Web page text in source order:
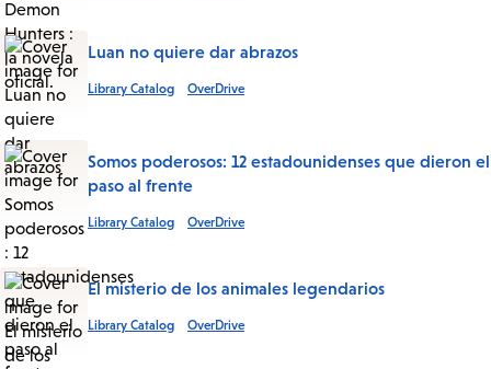
Luan no quiere dar abrazos
Library Catalog OverDrive
Somos poderosos: 12 estadounidenses que dieron el
paso al frente
Library Catalog OverDrive
El misterio de los animales legendarios
Library Catalog OverDrive